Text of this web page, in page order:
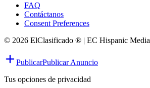
FAQ
Contáctanos
Consent Preferences
© 2026 ElClasificado ® | EC Hispanic Media
PublicarPublicar Anuncio
Tus opciones de privacidad